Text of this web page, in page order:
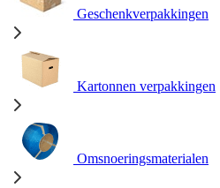
Geschenkverpakkingen
Kartonnen verpakkingen
Omsnoeringsmaterialen